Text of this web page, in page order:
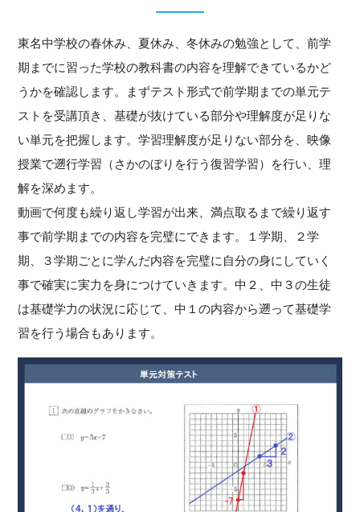
東名中学校の春休み、夏休み、冬休みの勉強として、前学
期までに習った学校の教科書の内容を理解できているかど
うかを確認します。まずテスト形式で前学期までの単元テ
ストを受講頂き、基礎が抜けている部分や理解度が足りな
い単元を把握します。学習理解度が足りない部分を、映像
授業で遡行学習（さかのぼりを行う復習学習）を行い、理
解を深めます。
動画で何度も繰り返し学習が出来、満点取るまで繰り返す
事で前学期までの内容を完璧にできます。１学期、２学
期、３学期ごとに学んだ内容を完璧に自分の身にしていく
事で確実に実力を身につけていきます。中２、中３の生徒
は基礎学力の状況に応じて、中１の内容から遡って基礎学
習を行う場合もあります。